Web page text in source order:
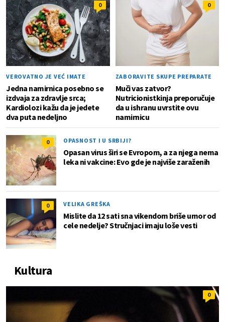
0
VEROVATNO JE VEĆ IMATE
Jedna namirnica posebno se
izdvaja za zdravlje srca;
Kardiolozi kažu da je jedete
dva puta nedeljno
0
ZABORAVITE SKUPE PREPARATE
Muči vas zatvor?
Nutricionistkinja preporučuje
da u ishranu uvrstite ovu
namirnicu
0 OPASNOST I U SRBIJI?
Opasan virus širi se Evropom, a za njega nema
leka ni vakcine: Evo gde je najviše zaraženih
0 VELIKA GREŠKA
Mislite da 12 sati sna vikendom briše umor od
cele nedelje? Stručnjaci imaju loše vesti
Kultura
0